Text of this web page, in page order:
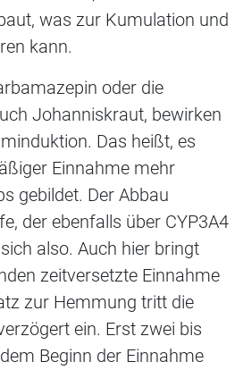
was zur Kumulation und
kann.
oder die
Johanniskraut, bewirken
Das heißt, es
Einnahme mehr
gebildet. Der Abbau
der ebenfalls über CYP3A4
also. Auch hier bringt
zeitversetzte Einnahme
zur Hemmung tritt die
ein. Erst zwei bis
Beginn der Einnahme